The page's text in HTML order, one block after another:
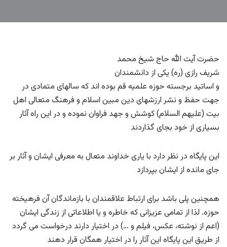
حضرت آیت الله حاج شیخ محمد
شریف رازی (ره) یکی از دانشمندان
و اساتید برجسته حوزه علمیه قم بوده اند که سالهای متمادی در
جهت حفظ و نشر ارزشهای دین مبین اسلام و فرهنگ متعالی اهل
بیت (علیهم السلام) کوشش و جهد فراوان نموده و در این راه آثار
بسیاری از خود بجای گذاردند
این پایگاه در نظر دارد با یاری خداوند متعال به معرفی ایشان و آثار بر
جای مانده از ایشان بپردازد
همچنین پلی باشد برای ارتباط علاقمندان با بازماندگان آن فرهیخته
حوزه. لذا از تمامی عزیزانی که خاطره و یا اطلاعاتی از زندگی ایشان
(اعم از نوشته، عکس، فیلم و …) در اختیار دارند درخواست می گردد
از طریق این پایگاه این آثار را در اختیار همگان قرار دهند